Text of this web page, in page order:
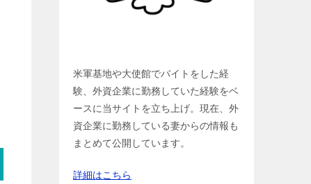
米軍基地や大使館でバイトをした経
験、外資企業に勤務していた経験をベ
ースに当サイトを立ち上げ。現在、外
資企業に勤務している妻からの情報も
まとめて公開しています。
詳細はこちら